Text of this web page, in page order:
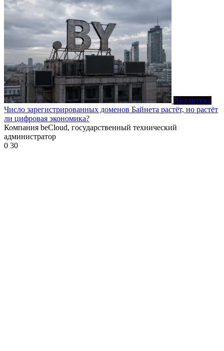
Аналитика
Число зарегистрированных доменов Байнета растёт, но растёт
ли цифровая экономика?
Компания beCloud, государственный технический
администратор
0 30